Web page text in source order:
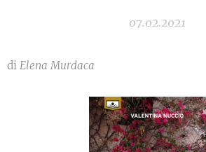
07.02.2021
di Elena Murdaca